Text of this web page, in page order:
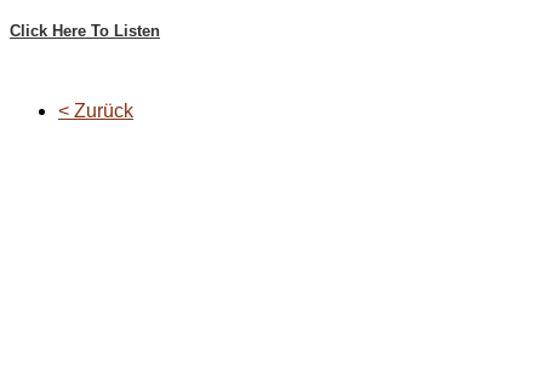
Click Here To Listen
< Zurück